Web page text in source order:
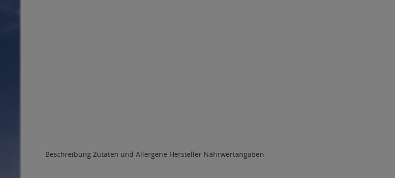
Beschreibung Zutaten und Allergene Hersteller Nährwertangaben